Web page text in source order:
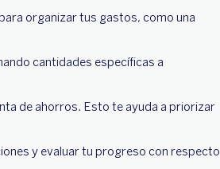
organizar tus gastos, como una
cantidades específicas a
de ahorros. Esto te ayuda a priorizar
y evaluar tu progreso con respecto